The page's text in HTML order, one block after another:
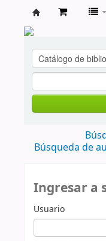
cendoc
Búsqueda de
Ingresar a
Usuario